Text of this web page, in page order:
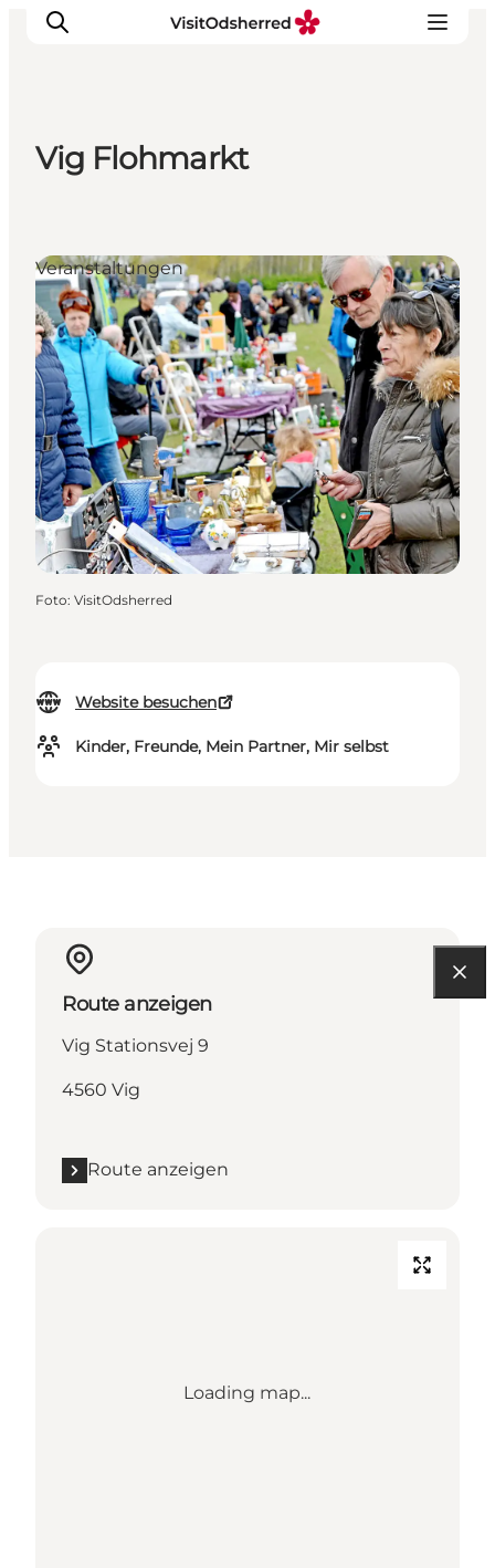
Essen
Unterkünfte
Nützliches
Vig Flohmarkt
Website besuchen
Kinder, Freunde, Mein Partner, Mir selbst
Veranstaltungen
Foto: VisitOdsherred
Route anzeigen
Vig Stationsvej 9
4560 Vig
Route anzeigen
Loading map...